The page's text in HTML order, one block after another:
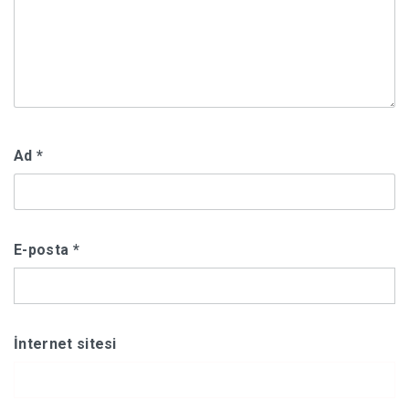
Ad *
E-posta *
İnternet sitesi